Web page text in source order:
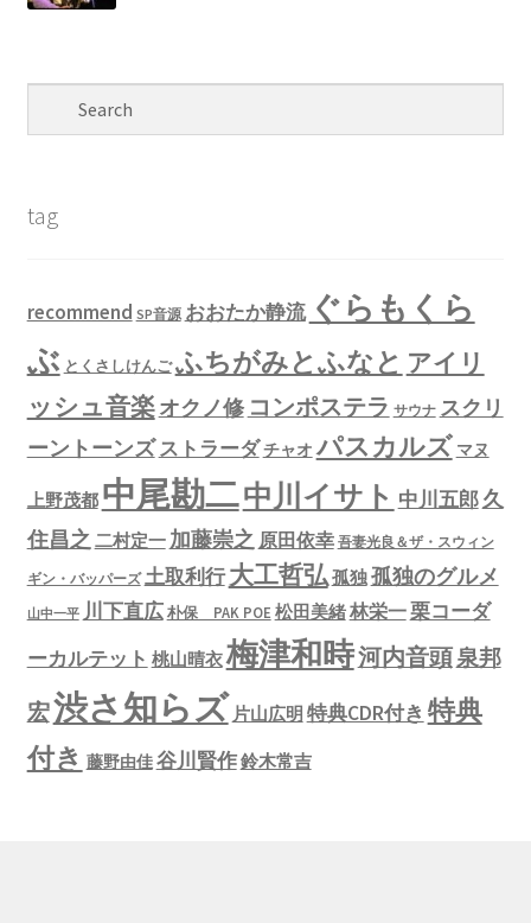
tag
recommend SP音源 おおたか静流 ぐらもくら
ぶ とくさしけんご ふちがみとふなと アイリ
ッシュ音楽オクノ修 コンポステラ サウナ スクリ
ーントーンズストラーダチャオ パスカルズ マヌ
上野茂都 中尾勘二中川イサト 中川五郎久
住昌之 二村定一 加藤崇之 原田依幸 吾妻光良＆ザ・スウィン
ギン・バッパーズ 土取利行大工哲弘孤独孤独のグルメ
山中一平 川下直広 朴保 PAK POE 松田美緒林栄一栗コーダ
ーカルテット 桃山晴衣梅津和時河内音頭泉邦
宏渋さ知らズ 片山広明 特典CDR付き 特典
付き 藤野由佳谷川賢作鈴木常吉